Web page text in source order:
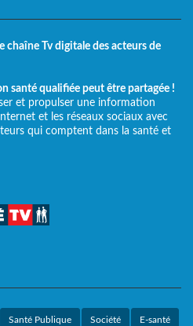
chaîne Tv digitale des acteurs de
santé qualifiée peut être partagée !
et propulser une information
et les réseaux sociaux avec
qui comptent dans la santé et
Santé Publique Société E-santé